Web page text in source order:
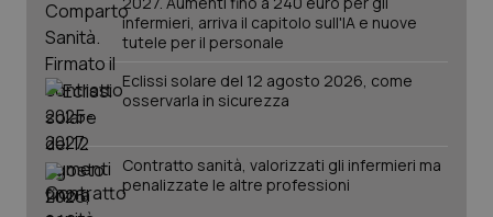
infermieri, arriva il capitolo sull'IA e nuove
tutele per il personale
Eclissi solare del 12 agosto 2026, come
osservarla in sicurezza
Contratto sanità, valorizzati gli infermieri ma
penalizzate le altre professioni
_ga
.quotidianosanita.it